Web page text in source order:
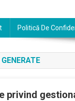
Politică De
GENERATE
privind